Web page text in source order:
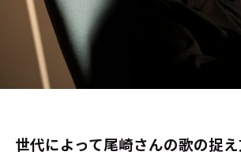
――世代によって尾崎さんの歌の捉